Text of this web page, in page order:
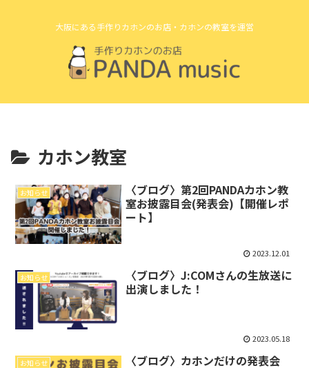
大阪にある手作りカホンのお店・カホンの教室を運営
カホン教室
お知らせ
〈ブログ〉第2回PANDAカホン教
室お披露目会(発表会)【開催レポ
ート】
2023.12.01
お知らせ
〈ブログ〉J:COMさんの生放送に
出演しました！
2023.05.18
お知らせ
〈ブログ〉カホンだけの発表会